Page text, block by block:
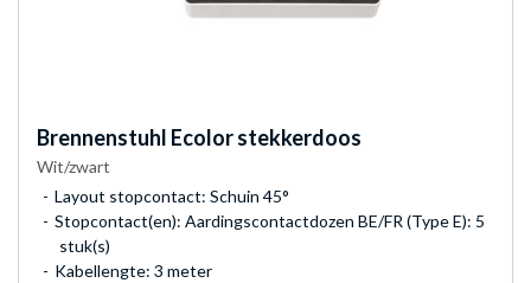
Brennenstuhl Ecolor stekkerdoos
Wit/zwart
Layout stopcontact: Schuin 45°
Stopcontact(en): Aardingscontactdozen BE/FR (Type E): 5
stuk(s)
Kabellengte: 3 meter